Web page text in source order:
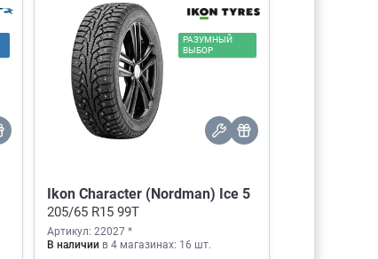
РАЗУМНЫЙ
ВЫБОР
Ikon Character (Nordman) Ice 5
205/65 R15 99T
Артикул: 22027 *
В наличии в 4 магазинах: 16 шт.